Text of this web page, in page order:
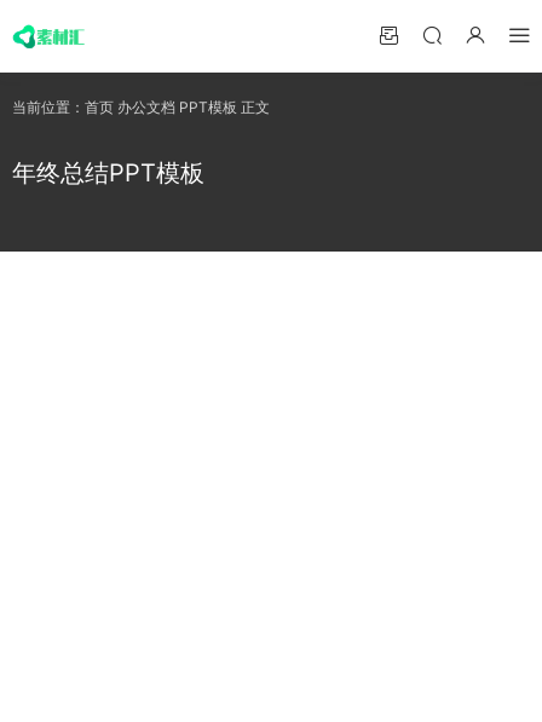
当前位置： 首页 办公文档 PPT模板 正文
年终总结PPT模板